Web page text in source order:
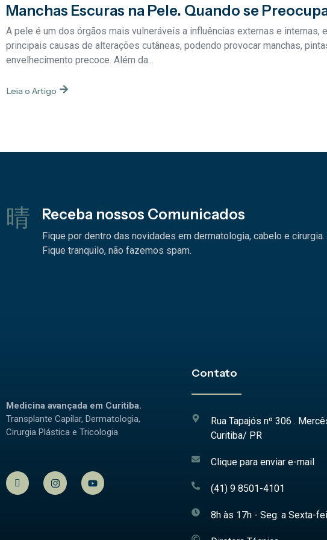
Manchas Escuras na Pele. Quando se
A pele é um dos órgãos mais vulneráveis a influências externas e internas,
principais causas de alterações cutâneas, podendo provocar manchas,
envelhecimento precoce. Além da...
Leia o Artigo
Receba nossos Comunicados
Fique por dentro das novidades em dermatologia, cabelo e cirurgia.
Fique tranquilo, não fazemos spam.
Medicina avançada em Curitiba.
Transplante Capilar, Dermatologia,
Cirurgia Plástica e Tricologia.
Contato
Rua Tapajós nº 306 .
Curitiba/ PR
Clique para enviar e-mail
(41) 9 8501-4101
8h às 17h - Seg. a Sexta-